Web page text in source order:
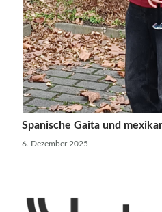
Spanische Gaita und
6. Dezember 2025